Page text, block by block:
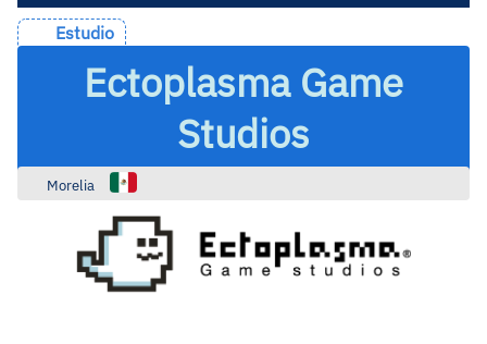
Estudio
Ectoplasma Game
Studios
Morelia